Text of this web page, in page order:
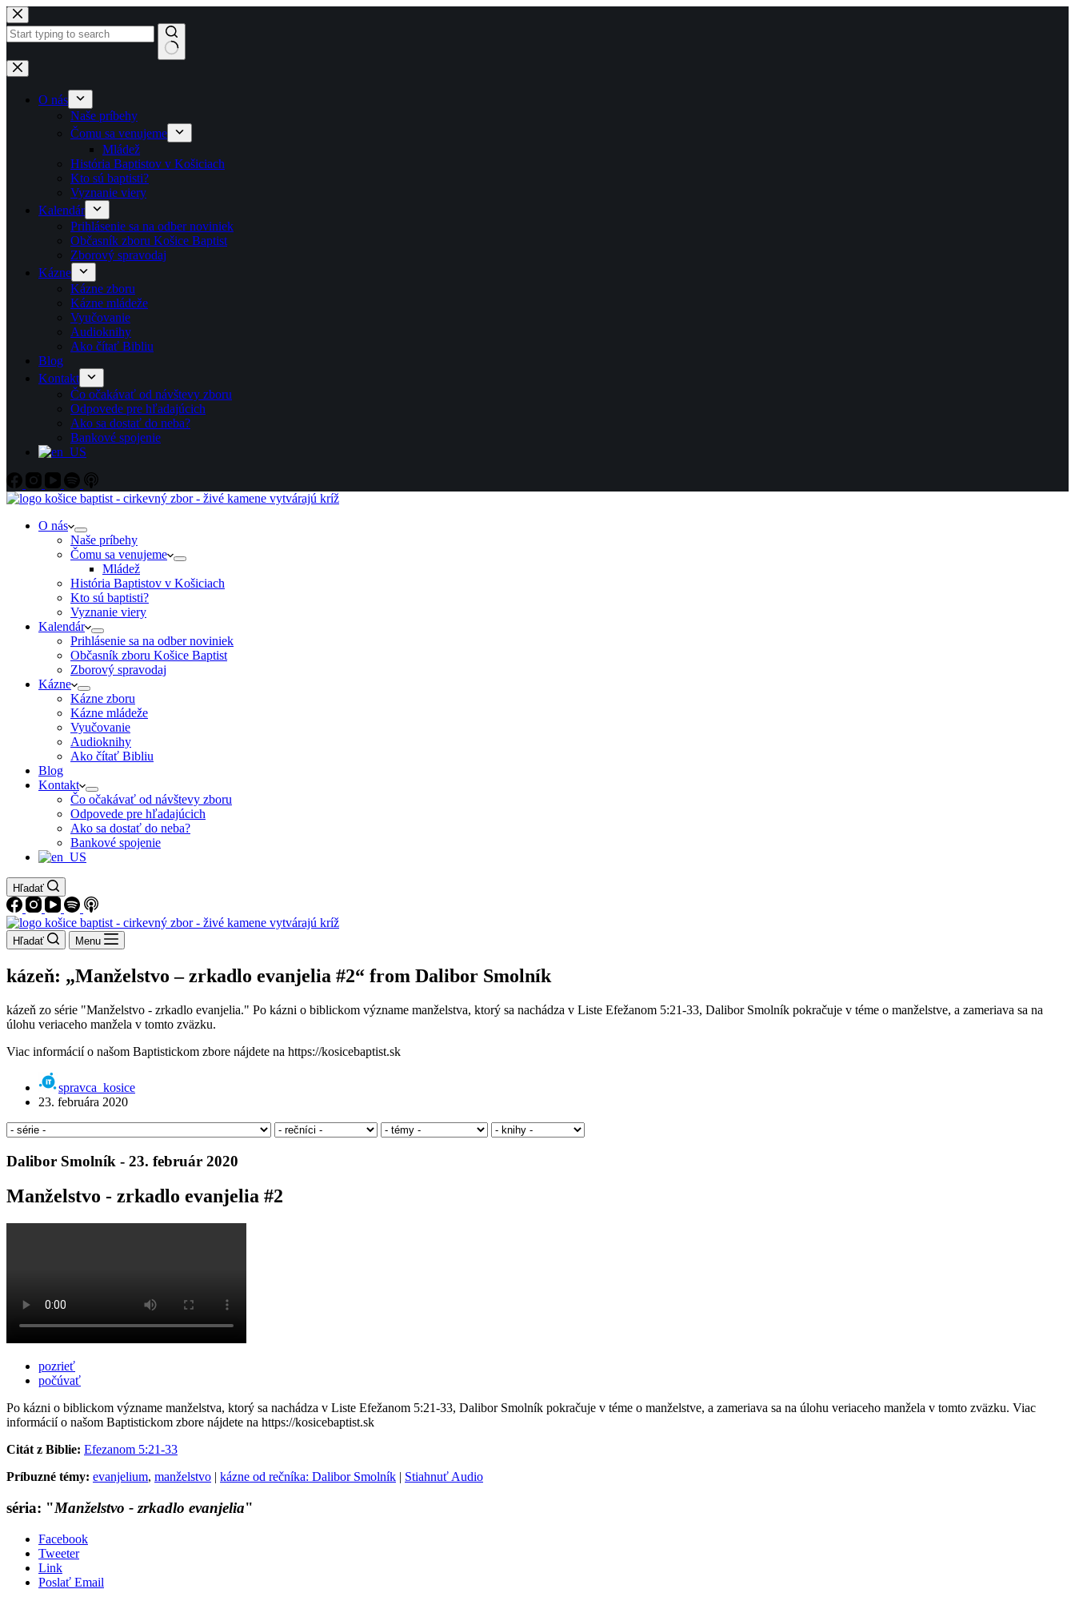
Skip to content
No results
O nás
Naše príbehy
Čomu sa venujeme
Mládež
História Baptistov v Košiciach
Kto sú baptisti?
Vyznanie viery
Kalendár
Prihlásenie sa na odber noviniek
Občasník zboru Košice Baptist
Zborový spravodaj
Kázne
Kázne zboru
Kázne mládeže
Vyučovanie
Audioknihy
Ako čítať Bibliu
Blog
Kontakt
Čo očakávať od návštevy zboru
Odpovede pre hľadajúcich
Ako sa dostať do neba?
Bankové spojenie
O nás
Naše príbehy
Čomu sa venujeme
Mládež
História Baptistov v Košiciach
Kto sú baptisti?
Vyznanie viery
Kalendár
Prihlásenie sa na odber noviniek
Občasník zboru Košice Baptist
Zborový spravodaj
Kázne
Kázne zboru
Kázne mládeže
Vyučovanie
Audioknihy
Ako čítať Bibliu
Blog
Kontakt
Čo očakávať od návštevy zboru
Odpovede pre hľadajúcich
Ako sa dostať do neba?
Bankové spojenie
Hľadať
Hľadať Menu
kázeň: „Manželstvo – zrkadlo evanjelia #2“ from Dalibor Smolník
kázeň zo série "Manželstvo - zrkadlo evanjelia." Po kázni o biblickom význame manželstva, ktorý sa nachádza v Liste Efežanom 5:21-33, Dalibor Smolník pokračuje v téme o manželstve, a zameriava sa na
úlohu veriaceho manžela v tomto zväzku.
Viac informácií o našom Baptistickom zbore nájdete na https://kosicebaptist.sk
spravca_kosice
23. februára 2020
Dalibor Smolník - 23. február 2020
Manželstvo - zrkadlo evanjelia #2
pozrieť
počúvať
Po kázni o biblickom význame manželstva, ktorý sa nachádza v Liste Efežanom 5:21-33, Dalibor Smolník pokračuje v téme o manželstve, a zameriava sa na úlohu veriaceho manžela v tomto zväzku. Viac
informácií o našom Baptistickom zbore nájdete na https://kosicebaptist.sk
Citát z Biblie: Efezanom 5:21-33
Príbuzné témy: evanjelium, manželstvo | kázne od rečníka: Dalibor Smolník | Stiahnuť Audio
séria: "Manželstvo - zrkadlo evanjelia"
Facebook
Tweeter
Link
Poslať Email